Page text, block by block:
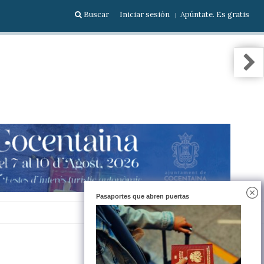
Buscar Iniciar sesión Apúntate. Es gratis
Pasaportes que abren puertas